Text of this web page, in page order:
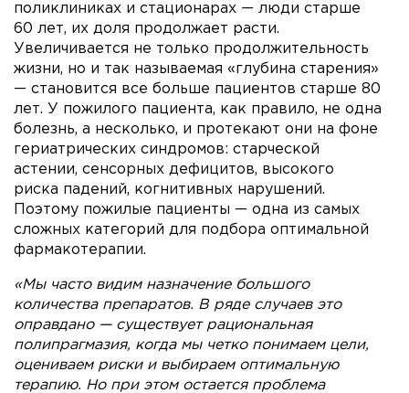
поликлиниках и стационарах — люди старше
60 лет, их доля продолжает расти.
Увеличивается не только продолжительность
жизни, но и так называемая «глубина старения»
— становится все больше пациентов старше 80
лет. У пожилого пациента, как правило, не одна
болезнь, а несколько, и протекают они на фоне
гериатрических синдромов: старческой
астении, сенсорных дефицитов, высокого
риска падений, когнитивных нарушений.
Поэтому пожилые пациенты — одна из самых
сложных категорий для подбора оптимальной
фармакотерапии.
«Мы часто видим назначение большого
количества препаратов. В ряде случаев это
оправдано — существует рациональная
полипрагмазия, когда мы четко понимаем цели,
оцениваем риски и выбираем оптимальную
терапию. Но при этом остается проблема